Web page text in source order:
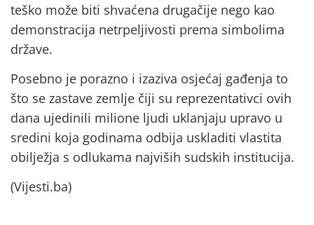
teško može biti shvaćena drugačije nego kao
demonstracija netrpeljivosti prema simbolima
države.
Posebno je porazno i izaziva osjećaj gađenja to
što se zastave zemlje čiji su reprezentativci ovih
dana ujedinili milione ljudi uklanjaju upravo u
sredini koja godinama odbija uskladiti vlastita
obilježja s odlukama najviših sudskih institucija.
(Vijesti.ba)